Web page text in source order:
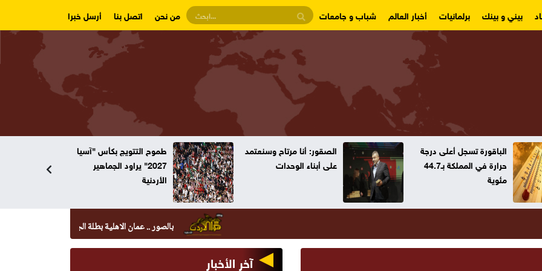
بيني و بينك برلمانيات أخبار العالم شباب و جامعات من نحن اتصل بنا أرسل خبرا
الباقورة تسجل أعلى درجة
حرارة في المملكة بـ44.7
مئوية
الصقور: أنا مرتاح وسنعتمد
على أبناء الوحدات
طموح التتويج بكأس "آسيا
2027" يراود الجماهير
الأردنية
بالصور .. عمان الاهلية بطلة الجامعات الأردنية في الكراتيه
آخر الأخبار